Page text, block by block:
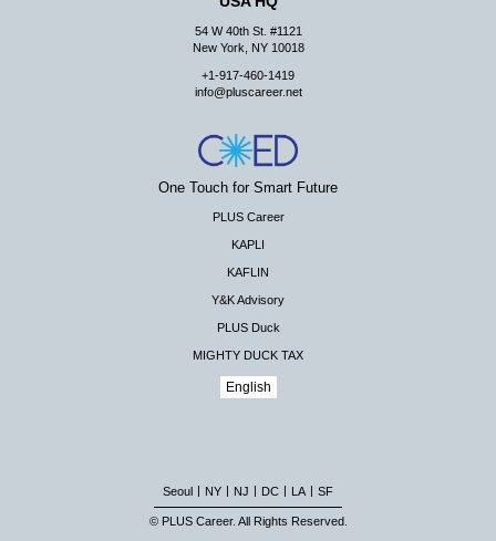
54 W 40th St. #1121
New York, NY 10018
+1-917-460-1419
info@pluscareer.net
One Touch for Smart Future
PLUS Career
KAPLI
KAFLIN
Y&K Advisory
PLUS Duck
MIGHTY DUCK TAX
English
Seoul NY NJ DC LA SF
© PLUS Career. All Rights Reserved.